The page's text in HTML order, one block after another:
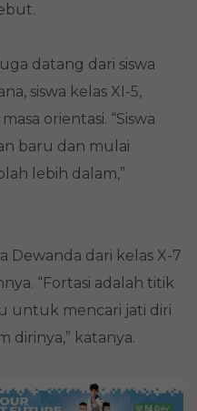
datang dari siswa
siswa kelas XI-5,
orientasi. “Siswa
baru dan mulai
lebih dalam,”
Dewanda dari kelas X-7
“Fortasi adalah titik
untuk mencari jati diri
dirinya,” katanya.